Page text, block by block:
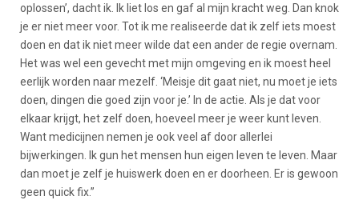
oplossen’, dacht ik. Ik liet los en gaf al mijn kracht weg. Dan knok
je er niet meer voor. Tot ik me realiseerde dat ik zelf iets moest
doen en dat ik niet meer wilde dat een ander de regie overnam.
Het was wel een gevecht met mijn omgeving en ik moest heel
eerlijk worden naar mezelf. ‘Meisje dit gaat niet, nu moet je iets
doen, dingen die goed zijn voor je.’ In de actie. Als je dat voor
elkaar krijgt, het zelf doen, hoeveel meer je weer kunt leven.
Want medicijnen nemen je ook veel af door allerlei
bijwerkingen. Ik gun het mensen hun eigen leven te leven. Maar
dan moet je zelf je huiswerk doen en er doorheen. Er is gewoon
geen quick fix.”